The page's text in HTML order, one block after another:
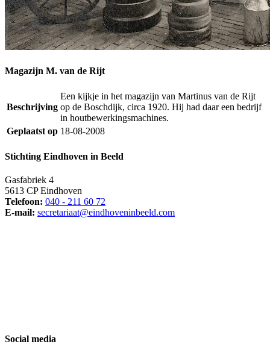
Magazijn M. van de Rijt
Beschrijving
Een kijkje in het magazijn van Martinus van de Rijt
op de Boschdijk, circa 1920. Hij had daar een bedrijf
in houtbewerkingsmachines.
Geplaatst op 18-08-2008
Stichting Eindhoven in Beeld
Gasfabriek 4
5613 CP Eindhoven
Telefoon: 040 - 211 60 72
E-mail: secretariaat@eindhoveninbeeld.com
Social media